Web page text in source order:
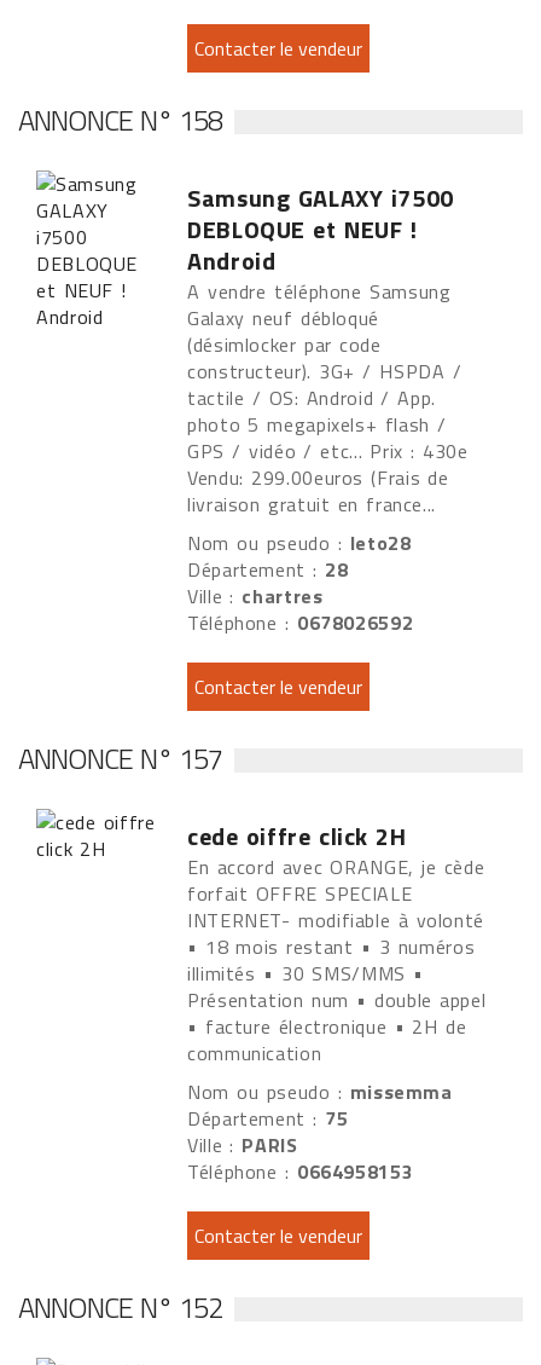
ANNONCE N° 158
Samsung GALAXY i7500
DEBLOQUE et NEUF !
Android
A vendre téléphone Samsung
Galaxy neuf débloqué
(désimlocker par code
constructeur). 3G+ / HSPDA /
tactile / OS: Android / App.
photo 5 megapixels+ flash /
GPS / vidéo / etc... Prix : 430e
Vendu: 299.00euros (Frais de
livraison gratuit en france...
Nom ou pseudo : leto28
Département : 28
Ville : chartres
Téléphone : 0678026592
ANNONCE N° 157
cede oiffre click 2H
En accord avec ORANGE, je cède
forfait OFFRE SPECIALE
INTERNET- modifiable à volonté
• 18 mois restant • 3 numéros
illimités • 30 SMS/MMS •
Présentation num • double appel
• facture électronique • 2H de
communication
Nom ou pseudo : missemma
Département : 75
Ville : PARIS
Téléphone : 0664958153
ANNONCE N° 152